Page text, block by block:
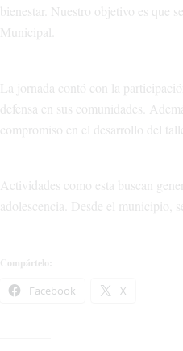
bienestar. Nuestro objetivo es que
Municipal.
La jornada contó con la
defensa en sus comunidades.
compromiso en el desarrollo del
Actividades como esta buscan
adolescencia. Desde el municipio,
Compártelo:
Facebook X